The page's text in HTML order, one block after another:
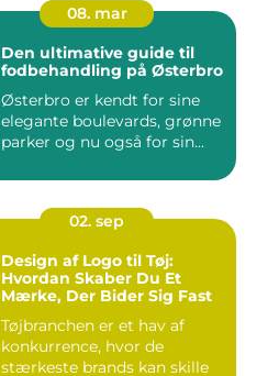
08. mar
Den ultimative guide til
fodbehandling på Østerbro
Østerbro er kendt for sine
elegante boulevards, grønne
parker og nu også for sin...
02. sep
Design af Logo til Tøj:
Hvordan Skaber Du Et
Mærke, Der Bider Sig Fast
Tøjbranchen er et hav af
konkurrence, hvor de
stærkeste brands kan skille